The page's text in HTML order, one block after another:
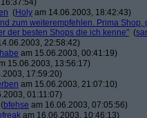
(Holy am 14.06.2003, 18:42:43)
zum weiterempfehlen. Prima
der besten Shops die ich kenne" (
22:58:42)
am 15.06.2003, 00:41:19)
15.06.2003, 13:56:17)
17:59:20)
am 15.06.2003, 21:07:10)
01:11:07)
(bfehse am 16.06.2003, 07:05:56)
am 16.06.2003, 10:46:13)